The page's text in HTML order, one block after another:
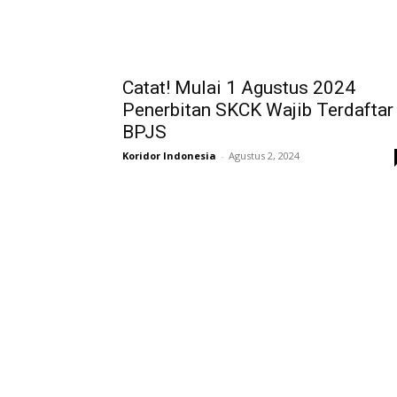
Catat! Mulai 1 Agustus 2024
Penerbitan SKCK Wajib Terdaftar
BPJS
Koridor Indonesia - Agustus 2, 2024